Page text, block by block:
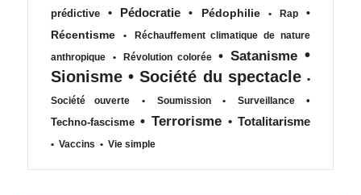
prédictive
• Pédocratie • Pédophilie • Rap
•
Récentisme
•
Réchauffement climatique de nature
anthropique
• Révolution colorée • Satanisme •
Sionisme • Société du spectacle •
Société ouverte
• Soumission • Surveillance
•
Techno-fascisme • Terrorisme • Totalitarisme
• Vaccins • Vie simple